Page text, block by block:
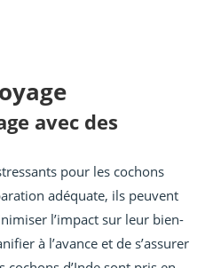
avec des
pour les cochons
adéquate, ils peuvent
l’impact sur leur bien-
à l’avance et de s’assurer